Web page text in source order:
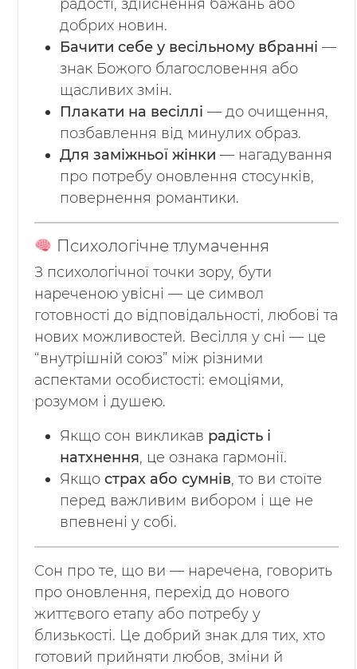
радості, здійснення бажань або
добрих новин.
Бачити себе у весільному вбранні —
знак Божого благословення або
щасливих змін.
Плакати на весіллі — до очищення,
позбавлення від минулих образ.
Для заміжньої жінки — нагадування
про потребу оновлення стосунків,
повернення романтики.
Психологічне тлумачення
З психологічної точки зору, бути
нареченою увісні — це символ
готовності до відповідальності, любові та
нових можливостей. Весілля у сні — це
“внутрішній союз” між різними
аспектами особистості: емоціями,
розумом і душею.
Якщо сон викликав радість і
натхнення, це ознака гармонії.
Якщо страх або сумнів, то ви стоїте
перед важливим вибором і ще не
впевнені у собі.
Сон про те, що ви — наречена, говорить
про оновлення, перехід до нового
життєвого етапу або потребу у
близькості. Це добрий знак для тих, хто
готовий прийняти любов, зміни й